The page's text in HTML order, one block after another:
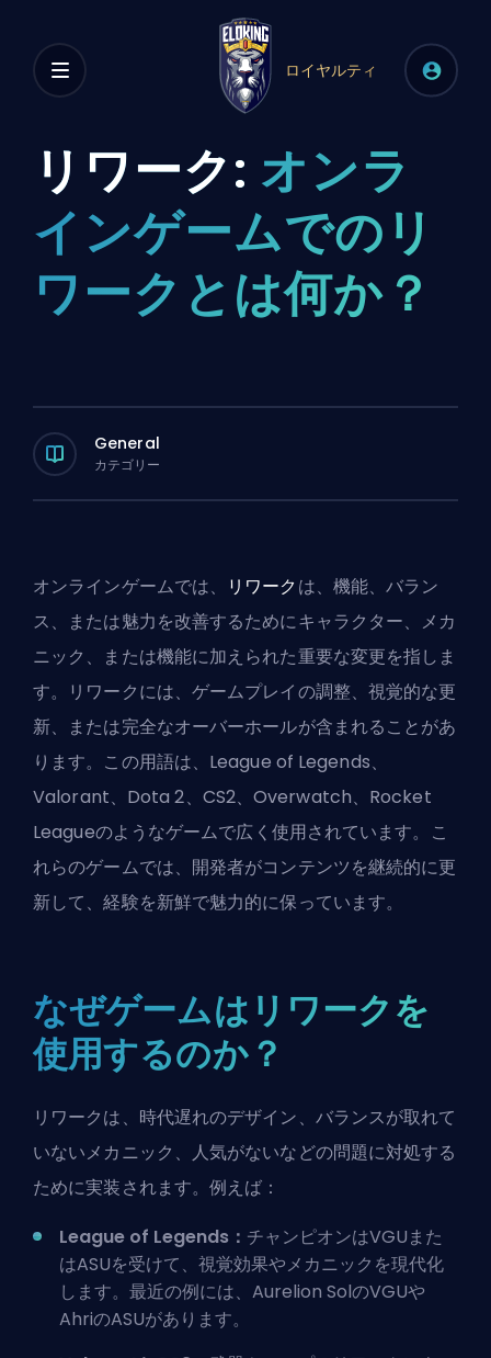
ロイヤルティ
リワーク: オンラ
インゲームでのリ
ワークとは何か？
General
カテゴリー
オンラインゲームでは、 リワークは、機能、バラン
ス、または魅力を改善するためにキャラクター、メカ
ニック、または機能に加えられた重要な変更を指しま
す。リワークには、ゲームプレイの調整、視覚的な更
新、または完全なオーバーホールが含まれることがあ
ります。この用語は、League of Legends、
Valorant、Dota 2、CS2、Overwatch、Rocket
Leagueのようなゲームで広く使用されています。こ
れらのゲームでは、開発者がコンテンツを継続的に更
新して、経験を新鮮で魅力的に保っています。
なぜゲームはリワークを
使用するのか？
リワークは、時代遅れのデザイン、バランスが取れて
いないメカニック、人気がないなどの問題に対処する
ために実装されます。例えば：
League of Legends： チャンピオンはVGUまた
はASUを受けて、視覚効果やメカニックを現代化
します。最近の例には、Aurelion SolのVGUや
AhriのASUがあります。